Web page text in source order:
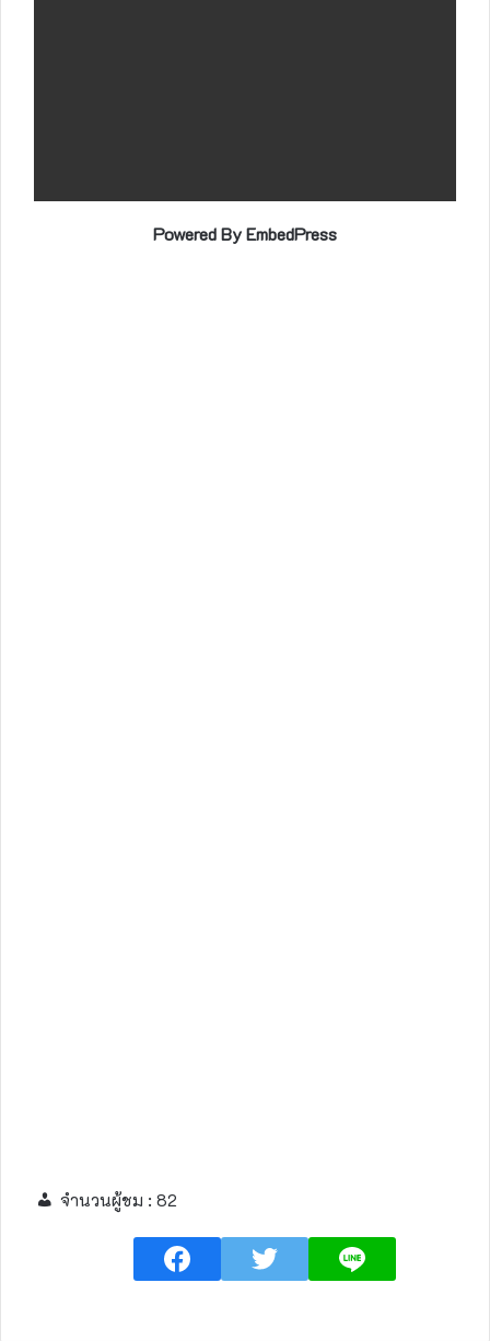
Powered By EmbedPress
จำนวนผู้ชม : 82